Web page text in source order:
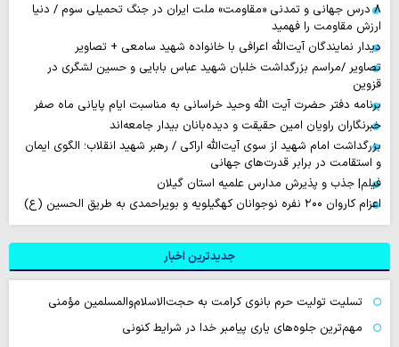
۸ درس جهانی و تمدنی «مقاومت» ملت ایران در جنگ تحمیلی سوم / دنیا
ارزش مقاومت را فهمید
دیدار نمایندگان آیت‌الله اعرافی با خانواده شهید سامعی + تصاویر
تصاویر /مراسم بزرگداشت خلبان شهید عباس بابایی و حسین لشگری در
قزوین
برنامه دفتر حضرت آیت الله وحید خراسانی به مناسبت ایام پایانی ماه صفر
خبرنگاران راویان امین حقیقت و دیده‌بانان بیدار جامعه‌اند
بزرگداشت امام شهید از سوی آیت‌الله اراکی / رهبر شهید انقلاب؛ الگوی ایمان
و استقامت در برابر قدرت‌های جهانی
فیلم| جذب و پذیرش مدارس علمیه استان گیلان
اعزام کاروان ۲۰۰ نفره نوجوانان کهگیلویه و بویراحمدی به طریق الحسین (ع)
جدیدترین اخبار
تسلیت تولیت حرم بانوی کرامت به حجت‌الاسلام‌والمسلمین مؤمنی
مهم‌ترین جلوه‌های یاری پیامبر خدا در شرایط کنونی